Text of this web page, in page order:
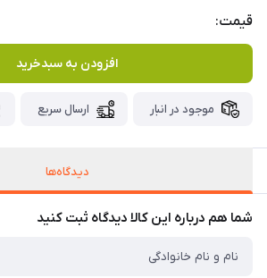
قیمت:
افزودن به سبدخرید
موجود در انبار ارسال سریع
دیدگاه‌ها
شما هم درباره این کالا دیدگاه ثبت کنید